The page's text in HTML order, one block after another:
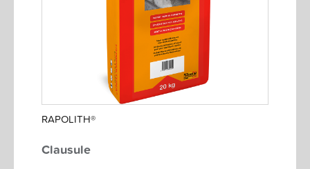
RAPOLITH®
Clausule